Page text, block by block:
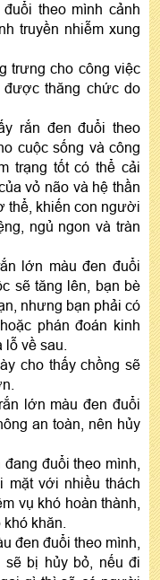
đuổi theo mình cảnh
truyền nhiễm xung
trưng cho công việc
thăng chức do
rắn đen đuổi theo
cuộc sống và công
trạng tốt có thể cải
vỏ não và hệ thần
thể, khiến con người
ngủ ngon và tràn
lớn màu đen đuổi
sẽ tăng lên, bạn bè
nhưng bạn phải có
phán đoán kinh
về sau.
cho thấy chồng sẽ
lớn màu đen đuổi
an toàn, nên hủy
đuổi theo mình,
mặt với nhiều thách
vụ khó hoàn thành,
khăn.
đen đuổi theo mình,
sẽ bị hủy bỏ, nếu đi